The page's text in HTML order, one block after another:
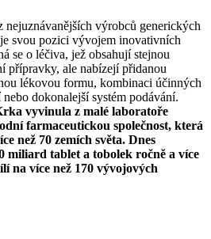
nejuznávanějších výrobců generických
svou pozici vývojem inovativních
se o léčiva, jež obsahují stejnou
přípravky, ale nabízejí přidanou
lékovou formu, kombinaci účinných
dokonalejší systém podávání.
vyvinula z malé laboratoře
farmaceutickou společnost, která
než 70 zemích světa. Dnes
miliard tablet a tobolek ročně a více
na více než 170 vývojových